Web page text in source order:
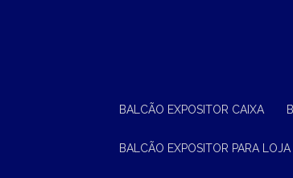
BALCÃO EXPOSITOR CAIXA
BALCÃO EXPOSITOR PARA LOJA